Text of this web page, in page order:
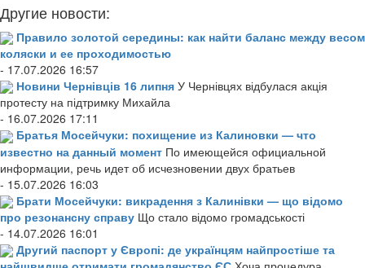
Другие новости:
Правило золотой середины: как найти баланс между весом
коляски и ее проходимостью
- 17.07.2026 16:57
Новини Чернівців 16 липня У Чернівцях відбулася акція
протесту на підтримку Михайла
- 16.07.2026 17:11
Братья Мосейчуки: похищение из Калиновки — что
известно на данный момент По имеющейся официальной
информации, речь идет об исчезновении двух братьев
- 15.07.2026 16:03
Брати Мосейчуки: викрадення з Калинівки — що відомо
про резонансну справу Що стало відомо громадськості
- 14.07.2026 16:01
Другий паспорт у Європі: де українцям найпростіше та